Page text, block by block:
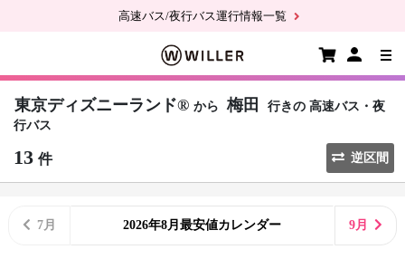
高速バス/夜行バス運行情報一覧
東京ディズニーランド® から 梅田 行きの 高速バス・夜
行バス
13 件 逆区間
7月 2026年8月最安値カレンダー 9月